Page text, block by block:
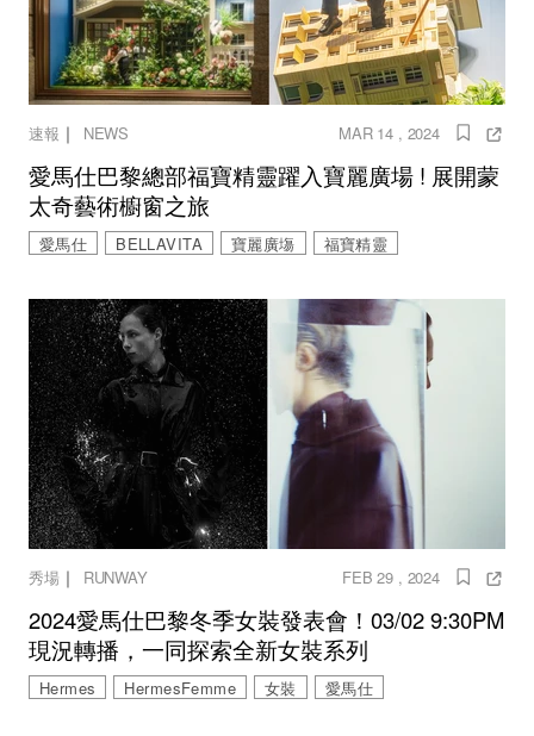
速報 ｜ NEWS MAR 14 , 2024
愛馬仕巴黎總部福寶精靈躍入寶麗廣場 ! 展開蒙
太奇藝術櫥窗之旅
愛馬仕 BELLAVITA 寶麗廣塲 福寶精靈
秀場 ｜ RUNWAY FEB 29 , 2024
2024愛馬仕巴黎冬季女裝發表會！03/02 9:30PM
現況轉播，一同探索全新女裝系列
Hermes HermesFemme 女裝 愛馬仕